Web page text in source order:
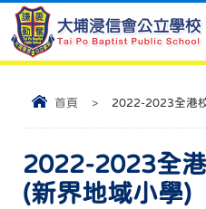
首頁 > 2022-2023全港
2022-2023全
(新界地域小學)